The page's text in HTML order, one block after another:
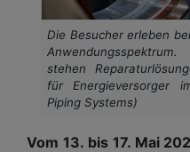
Die Besucher erleben
stehen
für Energieversorger
Piping Systems)
Vom 13. bis 17. Mai